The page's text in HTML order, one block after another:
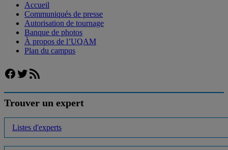
Accueil
Communiqués de presse
Autorisation de tournage
Banque de photos
À propos de l’UQAM
Plan du campus
Facebook
Twitter
Flux RSS
Trouver un expert
Listes d'experts